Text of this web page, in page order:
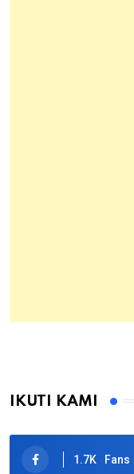
IKUTI KAMI
1.7K Fans